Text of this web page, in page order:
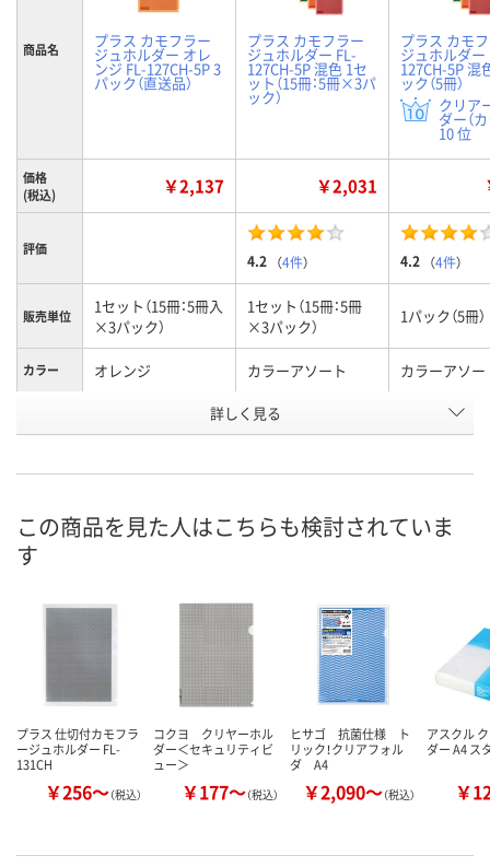
商品名 プラス カモフラー
ジュホルダー オレ
ンジ FL-127CH-5P 3
パック（直送品）
プラス カモフラー
ジュホルダー FL-
127CH-5P 混色 1セ
ット（15冊：5冊×3パ
ック）
プラス カモ
ジュホルダー
127CH-5P 混
ック（5冊）
クリア
ダー（
10 位
価格
(税込)
￥2,137 ￥2,031
評価
4.2 （4件） 4.2 （4件）
販売単位
1セット（15冊：5冊入
×3パック）
1セット（15冊：5冊
×3パック）
1パック（5冊）
カラー オレンジ カラーアソート カラーアソー
J086284 EK40058
カゴへ カゴへ
詳しく見る
この商品を見た人はこちらも検討されていま
す
プラス 仕切付カモフラ
ージュホルダー FL-
131CH
￥256～（税込）
コクヨ クリヤーホル
ダー＜セキュリティビ
ュー＞
￥177～（税込）
ヒサゴ 抗菌仕様 ト
リック！クリアフォル
ダ A4
￥2,090～（税込）
アスクル
ダー A4 ス
￥